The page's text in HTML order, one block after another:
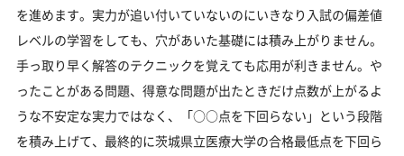
を進めます。実力が追い付いていないのにいきなり入試の偏差値
レベルの学習をしても、穴があいた基礎には積み上がりません。
手っ取り早く解答のテクニックを覚えても応用が利きません。や
ったことがある問題、得意な問題が出たときだけ点数が上がるよ
うな不安定な実力ではなく、「○○点を下回らない」という段階
を積み上げて、最終的に茨城県立医療大学の合格最低点を下回ら